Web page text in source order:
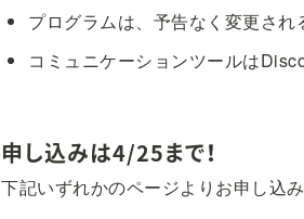
プログラムは、予告なく変更され
コミュニケーションツールは
申し込みは4/25まで！
下記いずれかのページよりお申し込み